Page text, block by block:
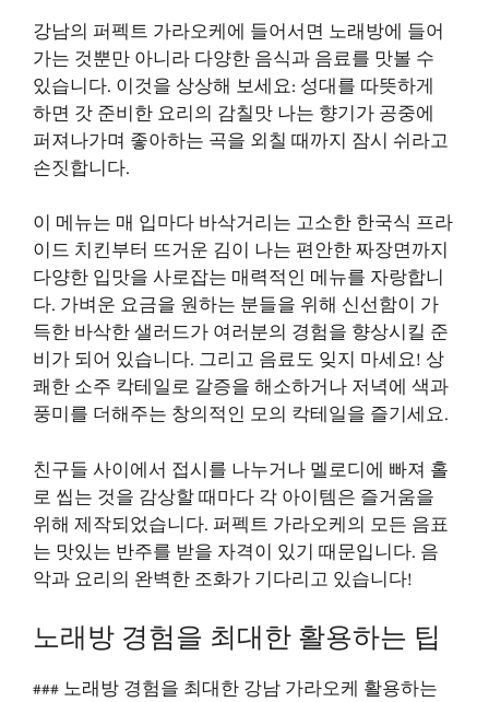
강남의 퍼펙트 가라오케에 들어서면 노래방에 들어
가는 것뿐만 아니라 다양한 음식과 음료를 맛볼 수
있습니다. 이것을 상상해 보세요: 성대를 따뜻하게
하면 갓 준비한 요리의 감칠맛 나는 향기가 공중에
퍼져나가며 좋아하는 곡을 외칠 때까지 잠시 쉬라고
손짓합니다.
이 메뉴는 매 입마다 바삭거리는 고소한 한국식 프라
이드 치킨부터 뜨거운 김이 나는 편안한 짜장면까지
다양한 입맛을 사로잡는 매력적인 메뉴를 자랑합니
다. 가벼운 요금을 원하는 분들을 위해 신선함이 가
득한 바삭한 샐러드가 여러분의 경험을 향상시킬 준
비가 되어 있습니다. 그리고 음료도 잊지 마세요! 상
쾌한 소주 칵테일로 갈증을 해소하거나 저녁에 색과
풍미를 더해주는 창의적인 모의 칵테일을 즐기세요.
친구들 사이에서 접시를 나누거나 멜로디에 빠져 홀
로 씹는 것을 감상할 때마다 각 아이템은 즐거움을
위해 제작되었습니다. 퍼펙트 가라오케의 모든 음표
는 맛있는 반주를 받을 자격이 있기 때문입니다. 음
악과 요리의 완벽한 조화가 기다리고 있습니다!
노래방 경험을 최대한 활용하는 팁
### 노래방 경험을 최대한 강남 가라오케 활용하는